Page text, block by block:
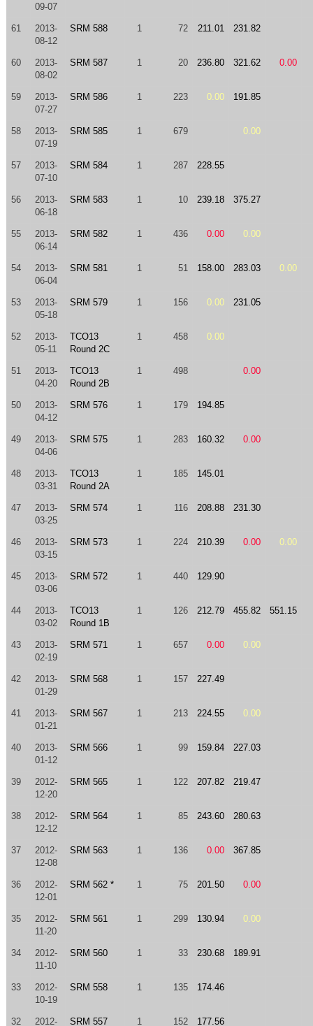
09-07
61
2013-
08-12
SRM 588 1 72 211.01 231.82
60
2013-
08-02
SRM 587 1 20 236.80 321.62 0.00
59
2013-
07-27
SRM 586 1 223 0.00 191.85
58
2013-
07-19
SRM 585 1 679 0.00
57
2013-
07-10
SRM 584 1 287 228.55
56
2013-
06-18
SRM 583 1 10 239.18 375.27
55
2013-
06-14
SRM 582 1 436 0.00 0.00
54
2013-
06-04
SRM 581 1 51 158.00 283.03 0.00
53
2013-
05-18
SRM 579 1 156 0.00 231.05
52
2013-
05-11
TCO13
Round 2C
1 458 0.00
51
2013-
04-20
TCO13
Round 2B
1 498 0.00
50
2013-
04-12
SRM 576 1 179 194.85
49
2013-
04-06
SRM 575 1 283 160.32 0.00
48
2013-
03-31
TCO13
Round 2A
1 185 145.01
47
2013-
03-25
SRM 574 1 116 208.88 231.30
46
2013-
03-15
SRM 573 1 224 210.39 0.00 0.00
45
2013-
03-06
SRM 572 1 440 129.90
44
2013-
03-02
TCO13
Round 1B
1 126 212.79 455.82 551.15
43
2013-
02-19
SRM 571 1 657 0.00 0.00
42
2013-
01-29
SRM 568 1 157 227.49
41
2013-
01-21
SRM 567 1 213 224.55 0.00
40
2013-
01-12
SRM 566 1 99 159.84 227.03
39
2012-
12-20
SRM 565 1 122 207.82 219.47
38
2012-
12-12
SRM 564 1 85 243.60 280.63
37
2012-
12-08
SRM 563 1 136 0.00 367.85
36
2012-
12-01
SRM 562 * 1 75 201.50 0.00
35
2012-
11-20
SRM 561 1 299 130.94 0.00
34
2012-
11-10
SRM 560 1 33 230.68 189.91
33
2012-
10-19
SRM 558 1 135 174.46
32 2012- SRM 557 1 152 177.56